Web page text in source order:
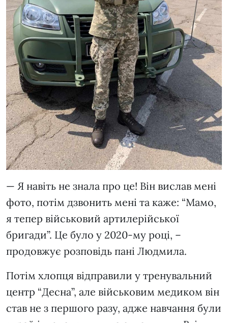
— Я навіть не знала про це! Він вислав мені
фото, потім дзвонить мені та каже: “Мамо,
я тепер військовий артилерійської
бригади”. Це було у 2020-му році, –
продовжує розповідь пані Людмила.
Потім хлопця відправили у тренувальний
центр “Десна”, але військовим медиком він
став не з першого разу, адже навчання були